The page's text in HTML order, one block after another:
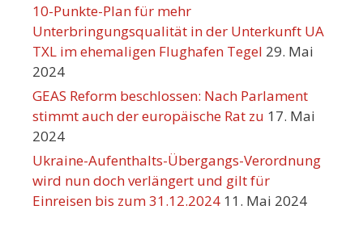
10-Punkte-Plan für mehr
Unterbringungsqualität in der Unterkunft UA
TXL im ehemaligen Flughafen Tegel 29. Mai
2024
GEAS Reform beschlossen: Nach Parlament
stimmt auch der europäische Rat zu 17. Mai
2024
Ukraine-Aufenthalts-Übergangs-Verordnung
wird nun doch verlängert und gilt für
Einreisen bis zum 31.12.2024 11. Mai 2024